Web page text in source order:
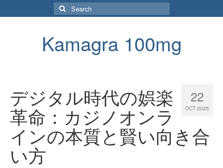
Search
for:
Kamagra 100mg
22
OCT 2025
デジタル時代の娯楽
革命：カジノオンラ
インの本質と賢い向き合
い方